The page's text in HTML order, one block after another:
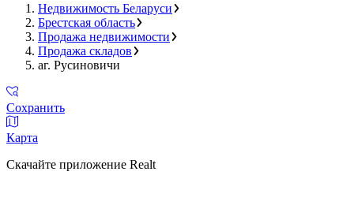
Недвижимость Беларуси
Брестская область
Продажа недвижимости
Продажа складов
аг. Русиновичи
Сохранить
Карта
Скачайте приложение Realt